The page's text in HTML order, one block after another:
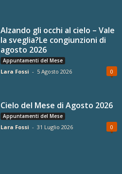
Alzando gli occhi al cielo – Vale
la sveglia?Le congiunzioni di
agosto 2026
Appuntamenti del Mese
Lara Fossi - 5 Agosto 2026 0
Cielo del Mese di Agosto 2026
Appuntamenti del Mese
Lara Fossi - 31 Luglio 2026 0